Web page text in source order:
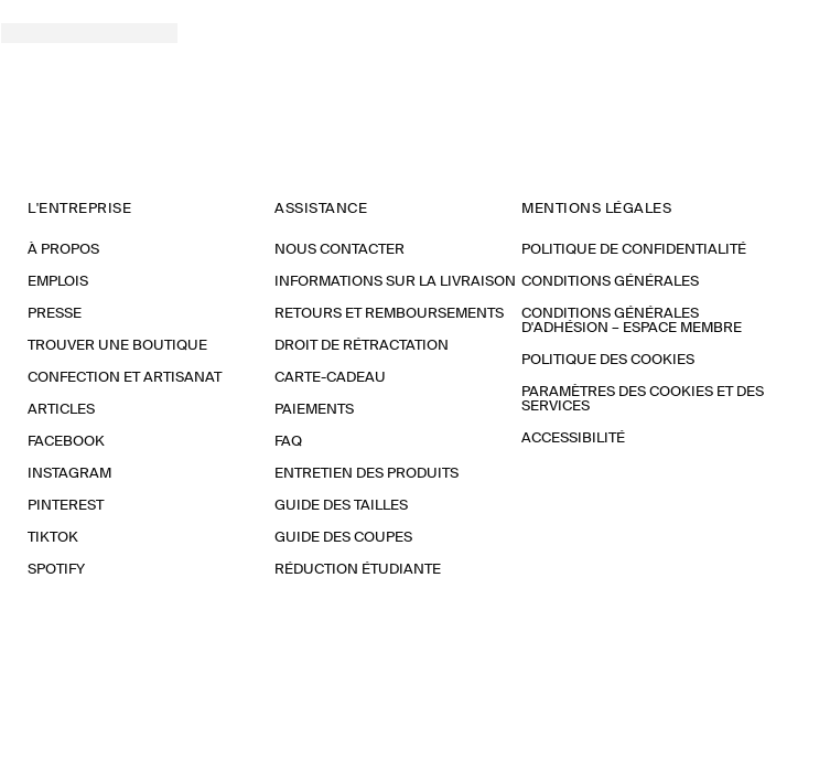
L'ENTREPRISE
À PROPOS
EMPLOIS
PRESSE
TROUVER UNE BOUTIQUE
CONFECTION ET ARTISANAT
ARTICLES
FACEBOOK
INSTAGRAM
PINTEREST
TIKTOK
SPOTIFY
ASSISTANCE
NOUS CONTACTER
INFORMATIONS SUR LA LIVRAISON
RETOURS ET REMBOURSEMENTS
DROIT DE RÉTRACTATION
CARTE-CADEAU
PAIEMENTS
FAQ
ENTRETIEN DES PRODUITS
GUIDE DES TAILLES
GUIDE DES COUPES
RÉDUCTION ÉTUDIANTE
MENTIONS LÉGALES
POLITIQUE DE CONFIDENTIALITÉ
CONDITIONS GÉNÉRALES
CONDITIONS GÉNÉRALES
D'ADHÉSION – ESPACE MEMBRE
POLITIQUE DES COOKIES
PARAMÈTRES DES COOKIES ET DES
SERVICES
ACCESSIBILITÉ